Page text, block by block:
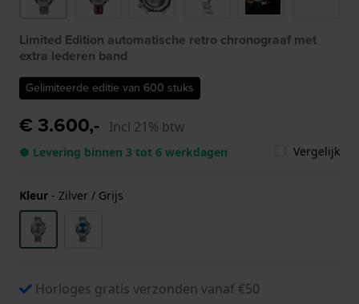
Limited Edition automatische retro chronograaf met
extra lederen band
Gelimiteerde editie van 600 stuks
€ 3.600,- Incl 21% btw
● Levering binnen 3 tot 6 werkdagen Vergelijk
Kleur - Zilver / Grijs
Horloges gratis verzonden vanaf €50